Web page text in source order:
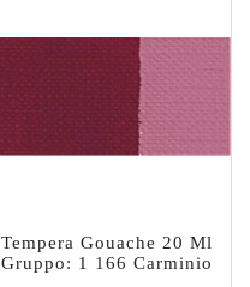
Tempera Gouache 20 Ml
Gruppo: 1 166 Carminio